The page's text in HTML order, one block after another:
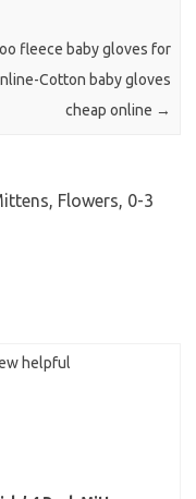
fleece baby gloves for
Cotton baby gloves
cheap online →
Flowers, 0-3
helpful